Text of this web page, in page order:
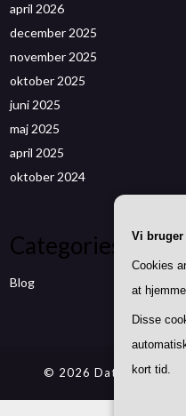
april 2026
december 2025
november 2025
oktober 2025
juni 2025
maj 2025
april 2025
oktober 2024
Categories
Blog
© 2026 Datenwizard.de
Vi
Cookies
at
Disse
kort tid.